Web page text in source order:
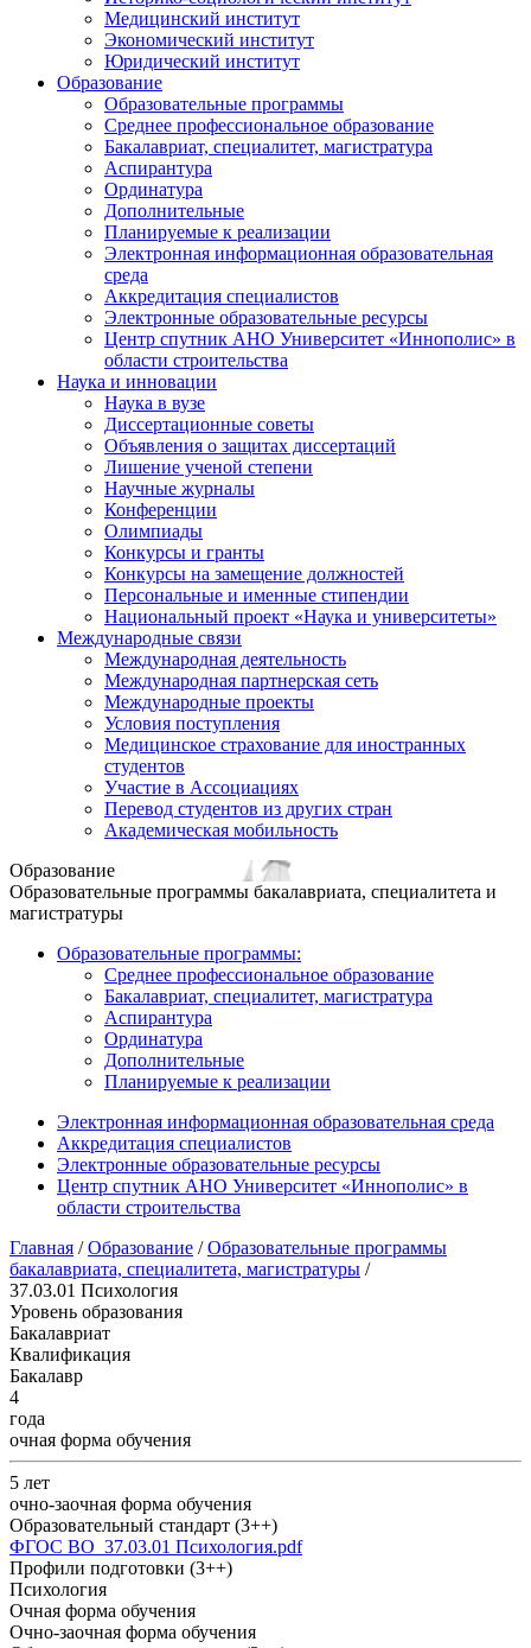
Медицинский институт
Экономический институт
Юридический институт
Образование
Образовательные программы
Среднее профессиональное образование
Бакалавриат, специалитет, магистратура
Аспирантура
Ординатура
Дополнительные
Планируемые к реализации
Электронная информационная образовательная
среда
Аккредитация специалистов
Электронные образовательные ресурсы
Центр спутник АНО Университет «Иннополис» в
области строительства
Наука и инновации
Наука в вузе
Диссертационные советы
Объявления о защитах диссертаций
Лишение ученой степени
Научные журналы
Конференции
Олимпиады
Конкурсы и гранты
Конкурсы на замещение должностей
Персональные и именные стипендии
Национальный проект «Наука и университеты»
Международные связи
Международная деятельность
Международная партнерская сеть
Международные проекты
Условия поступления
Медицинское страхование для иностранных
студентов
Участие в Ассоциациях
Перевод студентов из других стран
Академическая мобильность
Образование
Образовательные программы бакалавриата, специалитета и
магистратуры
Образовательные программы:
Среднее профессиональное образование
Бакалавриат, специалитет, магистратура
Аспирантура
Ординатура
Дополнительные
Планируемые к реализации
Электронная информационная образовательная среда
Аккредитация специалистов
Электронные образовательные ресурсы
Центр спутник АНО Университет «Иннополис» в
области строительства
Главная /Образование /Образовательные программы
бакалавриата, специалитета, магистратуры /
37.03.01 Психология
Уровень образования
Бакалавриат
Квалификация
Бакалавр
4
года
очная форма обучения
5 лет
очно-заочная форма обучения
Образовательный стандарт (3++)
ФГОС ВО_37.03.01 Психология.pdf
Профили подготовки (3++)
Психология
Очная форма обучения
Очно-заочная форма обучения